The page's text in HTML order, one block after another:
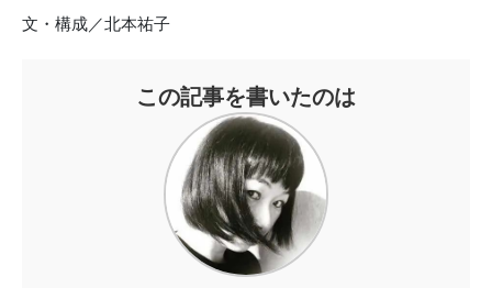
文・構成／北本祐子
この記事を書いたのは